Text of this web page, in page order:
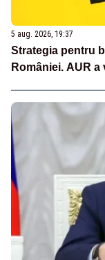
5 aug. 2026, 19:37
Strategia pentru
României. AUR